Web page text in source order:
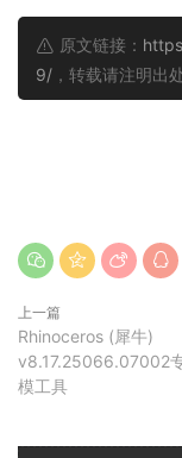
原文链接：
9/ ，转载请注明出处
上一篇
Rhinoceros (犀牛)
v8.17.25066.07002
模工具